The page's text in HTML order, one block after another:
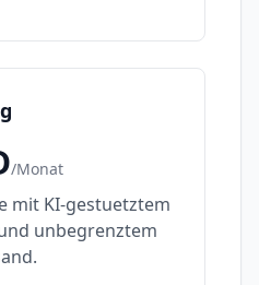
/Monat
mit KI-gestuetztem
unbegrenztem